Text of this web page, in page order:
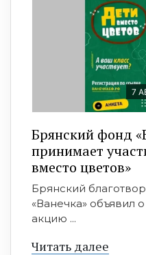
7
Брянский фонд
принимает
вместо цветов»
Брянский
«Ванечка» объявил
акцию ...
Читать далее